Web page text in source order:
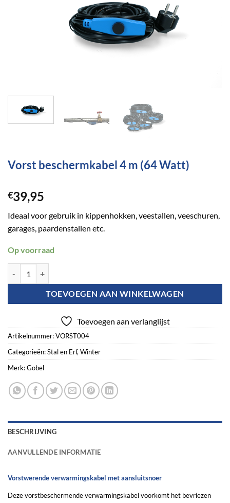
Vorst beschermkabel 4 m (64 Watt)
€39,95
Ideaal voor gebruik in kippenhokken, veestallen, veeschuren,
garages, paardenstallen etc.
Op voorraad
TOEVOEGEN AAN WINKELWAGEN
Toevoegen aan verlanglijst
Artikelnummer:VORST004
Categorieën:Stal en Erf,Winter
Merk:Gobel
BESCHRIJVING
AANVULLENDE INFORMATIE
Vorstwerende verwarmingskabel met aansluitsnoer
Deze vorstbeschermende verwarmingskabel voorkomt het bevriezen